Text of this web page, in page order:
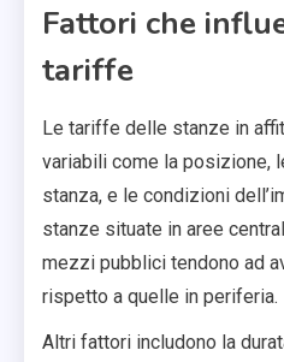
Fattori che
tariffe
Le tariffe delle stanze in
variabili come la posizione,
stanza, e le condizioni
stanze situate in aree
mezzi pubblici tendono ad
rispetto a quelle in periferia.
Altri fattori includono la